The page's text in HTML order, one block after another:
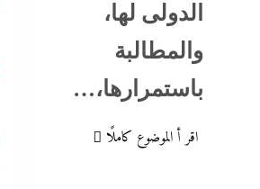
الدولى لها،
والمطالبة
باستمرارها،…
اقر أ الموضوع كاملًا